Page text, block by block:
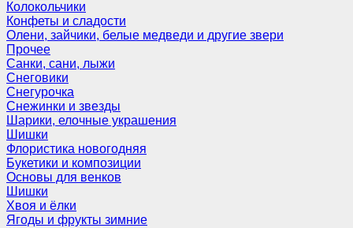
Колокольчики
Конфеты и сладости
Олени, зайчики, белые медведи и другие звери
Прочее
Санки, сани, лыжи
Снеговики
Снегурочка
Снежинки и звезды
Шарики, елочные украшения
Шишки
Флористика новогодняя
Букетики и композиции
Основы для венков
Шишки
Хвоя и ёлки
Ягоды и фрукты зимние